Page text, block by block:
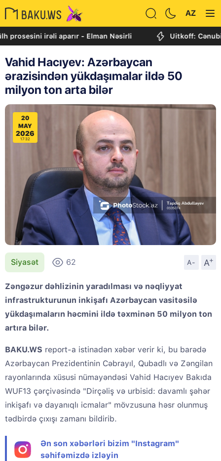
AZ
irəli aparır - Elman Nəsirli Uitkoff: Cənubi
Vahid Hacıyev: Azərbaycan
ərazisindən yükdaşımalar ildə 50
milyon ton arta bilər
20
MAY
2026
17:32
Siyasət 62 A- A
+
Zəngəzur dəhlizinin yaradılması və nəqliyyat
infrastrukturunun inkişafı Azərbaycan vasitəsilə
yükdaşımaların həcmini ildə təxminən 50 milyon ton
artıra bilər.
BAKU.WS report-a istinadən xəbər verir ki, bu barədə
Azərbaycan Prezidentinin Cəbrayıl, Qubadlı və Zəngilan
rayonlarında xüsusi nümayəndəsi Vahid Hacıyev Bakıda
WUF13 çərçivəsində "Dirçəliş və urbisid: davamlı şəhər
inkişafı və dayanıqlı icmalar" mövzusuna həsr olunmuş
tədbirdə çıxışı zamanı bildirib.
Ən son xəbərləri bizim "Instagram"
səhifəmizdə izləyin